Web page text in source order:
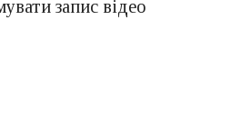
запис відео